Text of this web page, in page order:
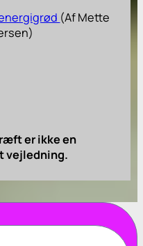
(Af Mette
er ikke en
vejledning.